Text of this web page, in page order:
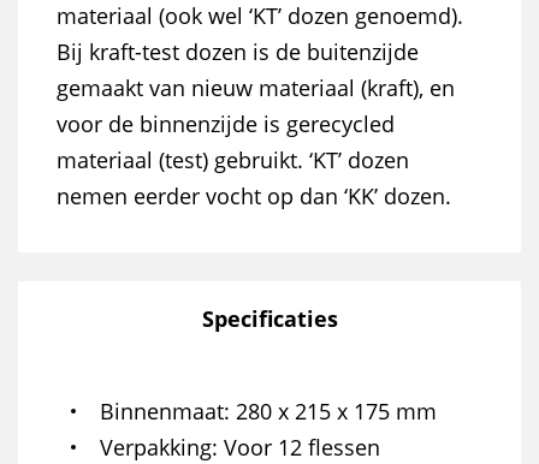
materiaal (ook wel ‘KT’ dozen genoemd).
Bij kraft-test dozen is de buitenzijde
gemaakt van nieuw materiaal (kraft), en
voor de binnenzijde is gerecycled
materiaal (test) gebruikt. ‘KT’ dozen
nemen eerder vocht op dan ‘KK’ dozen.
Specificaties
Binnenmaat 280 x 215 x 175 mm
Verpakking Voor 12 flessen